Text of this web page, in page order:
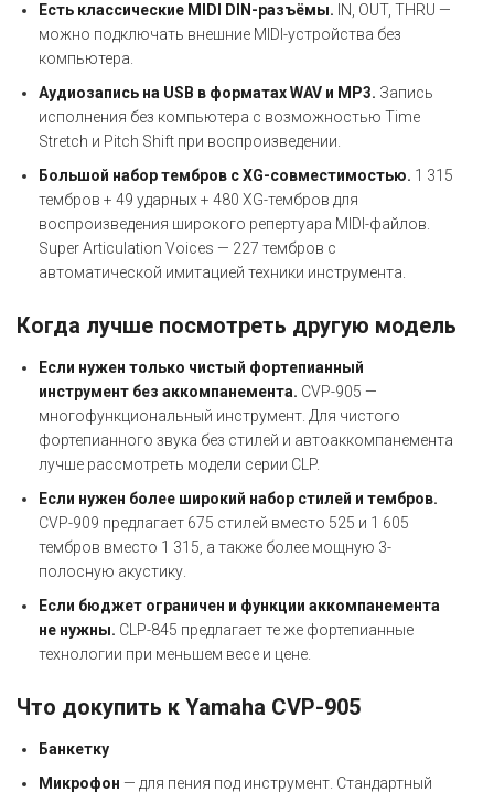
Есть классические MIDI DIN-разъёмы. IN, OUT, THRU —
можно подключать внешние MIDI-устройства без
компьютера.
Аудиозапись на USB в форматах WAV и MP3. Запись
исполнения без компьютера с возможностью Time
Stretch и Pitch Shift при воспроизведении.
Большой набор тембров с XG-совместимостью. 1 315
тембров + 49 ударных + 480 XG-тембров для
воспроизведения широкого репертуара MIDI-файлов.
Super Articulation Voices — 227 тембров с
автоматической имитацией техники инструмента.
Когда лучше посмотреть другую модель
Если нужен только чистый фортепианный
инструмент без аккомпанемента. CVP-905 —
многофункциональный инструмент. Для чистого
фортепианного звука без стилей и автоаккомпанемента
лучше рассмотреть модели серии CLP.
Если нужен более широкий набор стилей и тембров.
CVP-909 предлагает 675 стилей вместо 525 и 1 605
тембров вместо 1 315, а также более мощную 3-
полосную акустику.
Если бюджет ограничен и функции аккомпанемента
не нужны. CLP-845 предлагает те же фортепианные
технологии при меньшем весе и цене.
Что докупить к Yamaha CVP-905
Банкетку
Микрофон — для пения под инструмент. Стандартный